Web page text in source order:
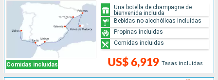
Comidas incluidas US$ 6,919 Tasas incluidas
Una botella de champagne de
bienvenida incluida
Bebidas no alcohólicas incluidas
Propinas incluidas
Comidas incluidas